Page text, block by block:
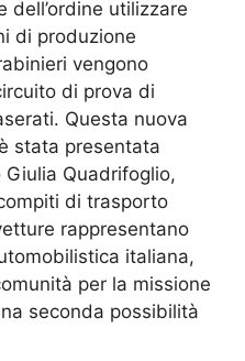
dell’ordine utilizzare
di produzione
vengono
di prova di
Questa nuova
stata presentata
Giulia Quadrifoglio,
di trasporto
rappresentano
italiana,
per la missione
seconda possibilità